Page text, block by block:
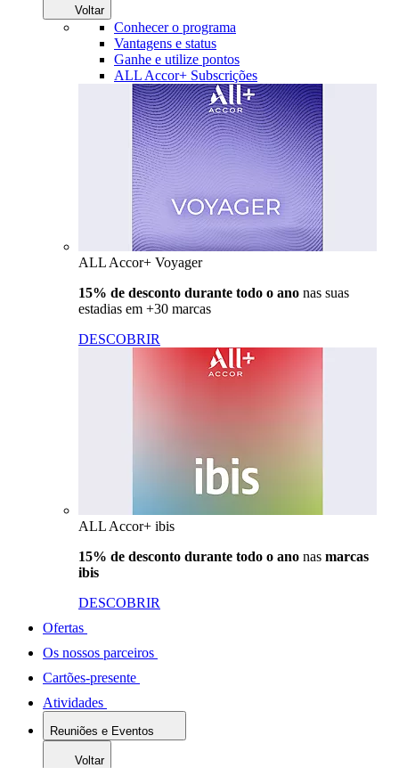
Voltar
Conhecer o programa
Vantagens e status
Ganhe e utilize pontos
ALL Accor+ Subscrições
ALL Accor+ Voyager
15% de desconto durante todo o ano nas suas
estadias em +30 marcas
DESCOBRIR
ALL Accor+ ibis
15% de desconto durante todo o ano nas marcas
ibis
DESCOBRIR
Ofertas
Os nossos parceiros
Cartões-presente
Atividades
Reuniões e Eventos
Voltar